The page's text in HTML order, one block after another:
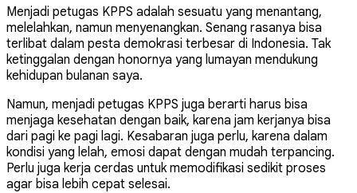
Menjadi petugas KPPS adalah sesuatu yang menantang,
melelahkan, namun menyenangkan. Senang rasanya bisa
terlibat dalam pesta demokrasi terbesar di Indonesia. Tak
ketinggalan dengan honornya yang lumayan mendukung
kehidupan bulanan saya.
Namun, menjadi petugas KPPS juga berarti harus bisa
menjaga kesehatan dengan baik, karena jam kerjanya bisa
dari pagi ke pagi lagi. Kesabaran juga perlu, karena dalam
kondisi yang lelah, emosi dapat dengan mudah terpancing.
Perlu juga kerja cerdas untuk memodifikasi sedikit proses
agar bisa lebih cepat selesai.